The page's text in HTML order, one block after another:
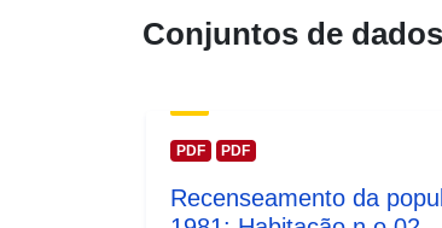
Conjuntos de
PDF PDF
Recenseamento da